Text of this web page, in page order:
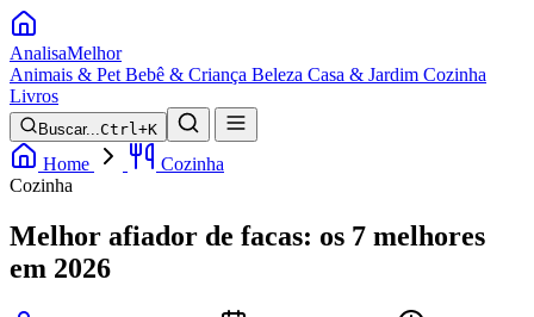
AnalisaMelhor
Animais & Pet Bebê & Criança Beleza Casa & Jardim Cozinha
Livros
Buscar...Ctrl+K
Home
Cozinha
Cozinha
Melhor afiador de facas: os 7 melhores
em 2026